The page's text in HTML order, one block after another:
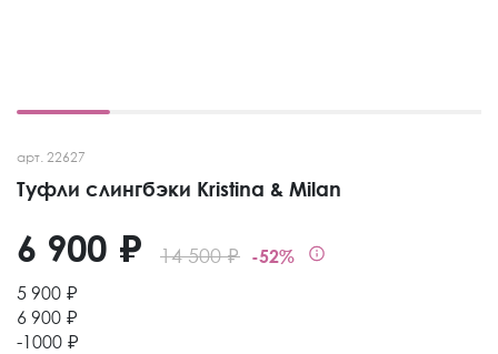
арт. 22627
Туфли слингбэки Kristina & Milan
14 500 ₽ -52%
6 900 ₽
5 900 ₽
6 900 ₽
-1000 ₽